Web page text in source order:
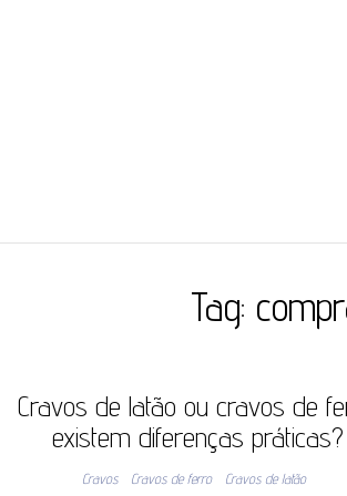
Tag:
Cravos de latão ou cravos de
existem diferenças práticas?
Cravos Cravos de ferro Cravos de latão